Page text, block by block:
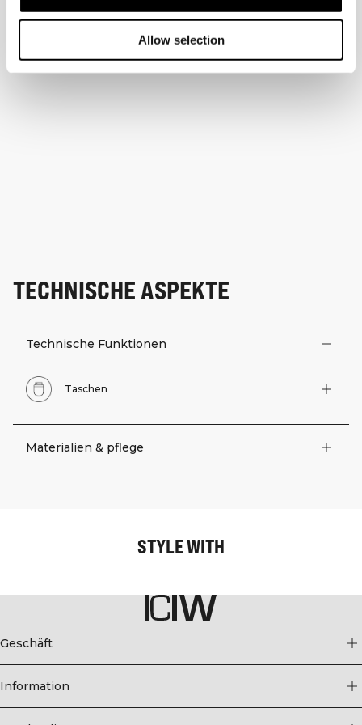
Allow selection
TECHNISCHE ASPEKTE
Technische Funktionen
Taschen
Materialien & pflege
STYLE WITH
Geschäft
Information